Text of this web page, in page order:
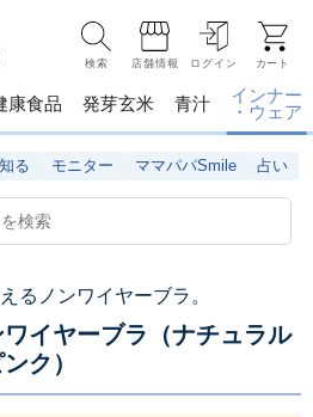
検索 店舗情報 ログイン カート
康食品 発芽玄米 青汁
インナー
・ウェア
る モニター ママパパSmile 占い
るノンワイヤーブラ。
イヤーブラ（ナチュラル
ク）